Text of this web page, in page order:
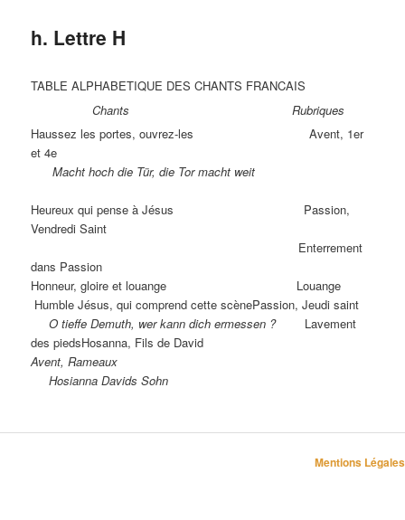
h. Lettre H
TABLE ALPHABETIQUE DES CHANTS FRANCAIS
Chants Rubriques
Haussez les portes, ouvrez-les Avent, 1er
et 4e
Macht hoch die Tür, die Tor macht weit
Heureux qui pense à Jésus Passion,
Vendredi Saint
Enterrement
dans Passion
Honneur, gloire et louange Louange
Humble Jésus, qui comprend cette scènePassion, Jeudi saint
O tieffe Demuth, wer kann dich ermessen ?
Lavement
des piedsHosanna, Fils de David
Avent, Rameaux
Hosianna Davids Sohn
Mentions Légales